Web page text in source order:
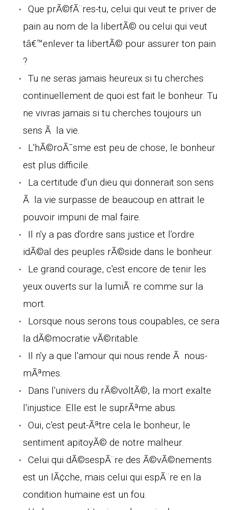
Que prÃ©fÃ¨res-tu, celui qui veut te priver de
pain au nom de la libertÃ© ou celui qui veut
tâ€™enlever ta libertÃ© pour assurer ton pain
?
Tu ne seras jamais heureux si tu cherches
continuellement de quoi est fait le bonheur. Tu
ne vivras jamais si tu cherches toujours un
sens Ã la vie.
L'hÃ©roÃ¯sme est peu de chose, le bonheur
est plus difficile.
La certitude d'un dieu qui donnerait son sens
Ã la vie surpasse de beaucoup en attrait le
pouvoir impuni de mal faire.
Il n'y a pas d'ordre sans justice et l'ordre
idÃ©al des peuples rÃ©side dans le bonheur.
Le grand courage, c'est encore de tenir les
yeux ouverts sur la lumiÃ¨re comme sur la
mort.
Lorsque nous serons tous coupables, ce sera
la dÃ©mocratie vÃ©ritable.
Il n'y a que l'amour qui nous rende Ã nous-
mÃªmes.
Dans l'univers du rÃ©voltÃ©, la mort exalte
l'injustice. Elle est le suprÃªme abus.
Oui, c'est peut-Ãªtre cela le bonheur, le
sentiment apitoyÃ© de notre malheur.
Celui qui dÃ©sespÃ¨re des Ã©vÃ©nements
est un lÃ¢che, mais celui qui espÃ¨re en la
condition humaine est un fou.